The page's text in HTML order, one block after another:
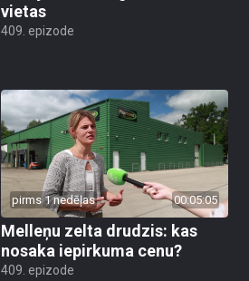
vietas
409. epizode
pirms 1 nedēļas 00:05:05
Melleņu zelta drudzis: kas
nosaka iepirkuma cenu?
409. epizode